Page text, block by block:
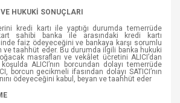
HUKUKİ SONUÇLARI
kredi kartı ile yaptığı durumda temerrüde
sahibi banka ile arasındaki kredi kartı
faiz ödeyeceğini ve bankaya karşı sorumlu
ve taahhüt eder. Bu durumda ilgili banka hukuki
masrafları ve vekâlet ücretini ALICI’dan
ALICI’nın borcundan dolayı temerrüde
borcun gecikmeli ifasından dolayı SATICI’nın
ödeyeceğini kabul, beyan ve taahhüt eder